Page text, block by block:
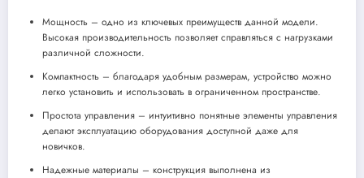
Мощность – одно из ключевых преимуществ данной модели.
Высокая производительность позволяет справляться с нагрузками
различной сложности.
Компактность – благодаря удобным размерам, устройство можно
легко установить и использовать в ограниченном пространстве.
Простота управления – интуитивно понятные элементы управления
делают эксплуатацию оборудования доступной даже для
новичков.
Надежные материалы – конструкция выполнена из